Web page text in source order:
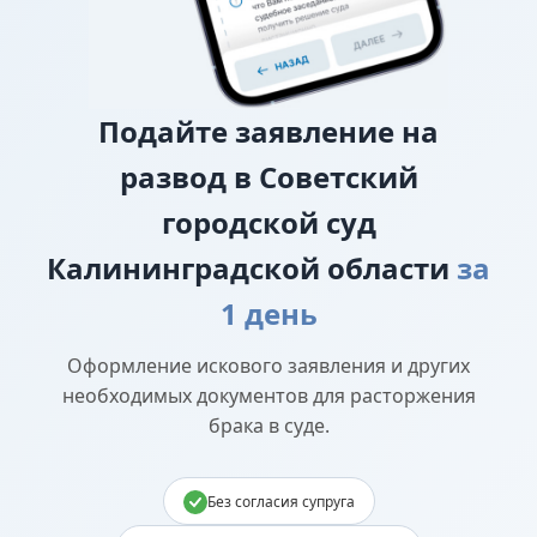
Подайте заявление на
развод в Советский
городской суд
Калининградской области за
1 день
Оформление искового заявления и других
необходимых документов для расторжения
брака в суде.
Без согласия супруга